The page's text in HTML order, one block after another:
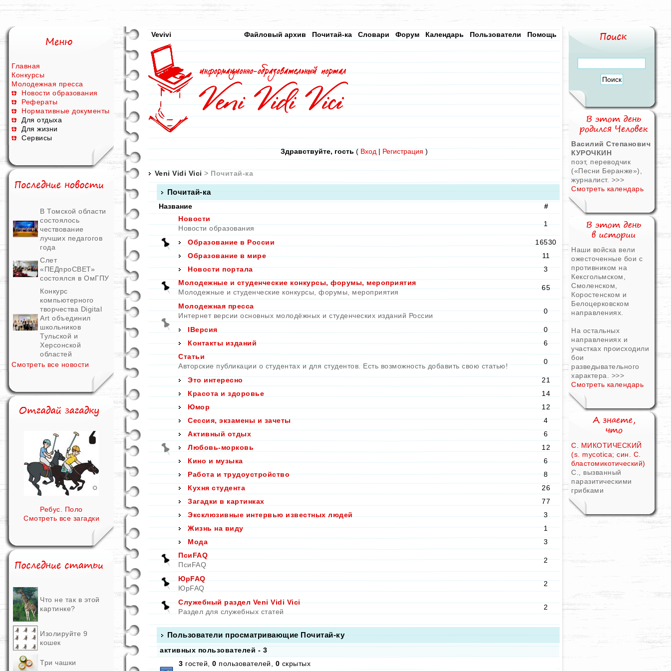
Главная
Конкурсы
Молодежная пресса
Новости образования
Рефераты
Нормативные документы
Для отдыха
Для жизни
Сервисы
В Томской области
состоялось
чествование
лучших педагогов
года
Слет
«ПЕДпроСВЕТ»
состоялся в ОмГПУ
Конкурс
компьютерного
творчества Digital
Art объединил
школьников
Тульской и
Херсонской
областей
Смотреть все новости
Ребус. Поло
Смотреть все загадки
Что не так в этой
картинке?
Изолируйте 9
кошек
Три чашки
Vevivi Помощь
Пользователи
Календарь
Форум
Словари
Почитай-ка
Файловый архив
Здравствуйте, гость ( Вход | Регистрация )
Veni Vidi Vici > Почитай-ка
Почитай-ка
Название
#
Новости
Новости образования
1
Образование в России
16530
Образование в мире
11
Новости портала
3
Молодежные и студенческие конкурсы, форумы, мероприятия
Молодежные и студенческие конкурсы, форумы, мероприятия
65
Молодежная пресса
Интернет версии основных молодёжных и студенческих изданий России
0
IВерсия
0
Контакты изданий
6
Статьи
Авторские публикации о студентах и для студентов. Есть возможность добавить свою статью!
0
Это интересно
21
Красота и здоровье
14
Юмор
12
Сессия, экзамены и зачеты
4
Активный отдых
6
Любовь-морковь
12
Кино и музыка
6
Работа и трудоустройство
8
Кухня студента
26
Загадки в картинках
77
Эксклюзивные интервью известных людей
3
Жизнь на виду
1
Мода
3
ПсиFAQ
ПсиFAQ
2
ЮрFAQ
ЮрFAQ
2
Служебный раздел Veni Vidi Vici
Раздел для служебных статей
2
Пользователи просматривающие Почитай-ку
активных пользователей - 3
3 гостей, 0 пользователей, 0 скрытых
Василий Степанович
КУРОЧКИН
поэт, переводчик
(«Песни Беранже»),
журналист. >>>
Смотреть календарь
Наши войска вели
ожесточенные бои с
противником на
Кексгольмском,
Смоленском,
Коростенском и
Белоцерковском
направлениях.
На остальных
направлениях и
участках происходили
бои
разведывательного
характера. >>>
Смотреть календарь
С. МИКОТИЧЕСКИЙ
(s. mycotica; син. С.
бластомикотический)
С., вызванный
паразитическими
грибками